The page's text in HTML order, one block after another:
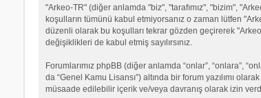
"Arkeo-TR" (diğer anlamda "biz", "tarafımız", "bizim",
koşulların tümünü kabul etmiyorsanız o zaman lütfen
düzenli olarak bu koşulları tekrar gözden geçirerek
değişiklikleri de kabul etmiş sayılırsınız.
Forumlarımız phpBB (diğer anlamda “onlar”, “onlara”,
da “Genel Kamu Lisansı”) altında bir forum yazılımı olarak
müsaade edilebilir içerik ve/veya davranış olarak izin